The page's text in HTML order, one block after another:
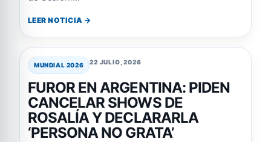
LEER NOTICIA →
MUNDIAL 2026 22 JULIO, 2026
FUROR EN ARGENTINA: PIDEN
CANCELAR SHOWS DE
ROSALÍA Y DECLARARLA
‘PERSONA NO GRATA’